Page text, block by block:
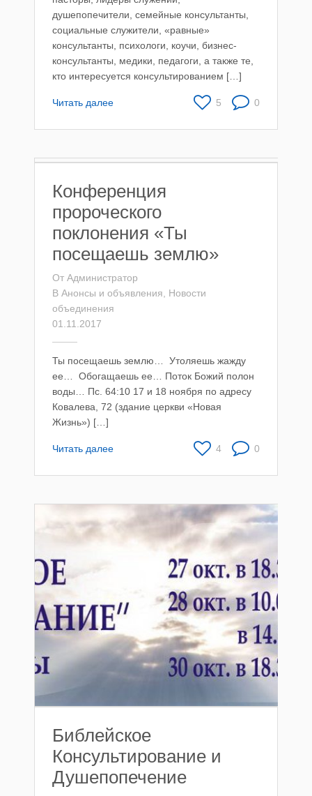
душепопечители, семейные консультанты,
социальные служители, «равные»
консультанты, психологи, коучи, бизнес-
консультанты, медики, педагоги, а также те,
кто интересуется консультированием […]
Читать далее 0
5
Конференция
пророческого
поклонения «Ты
посещаешь землю»
От Администратор
В Анонсы и объявления
Новости
объединения
01.11.2017
Ты посещаешь землю… Утоляешь жажду
ее… Обогащаешь ее… Поток Божий полон
воды… Пс. 64:10 17 и 18 ноября по адресу
Ковалева, 72 (здание церкви «Новая
Жизнь») […]
Читать далее 0
4
Библейское
Консультирование и
Душепопечение